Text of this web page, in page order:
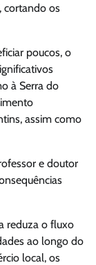
cortando os
poucos, o
à Serra do
assim como
e doutor
reduza o fluxo
ao longo do
local, os